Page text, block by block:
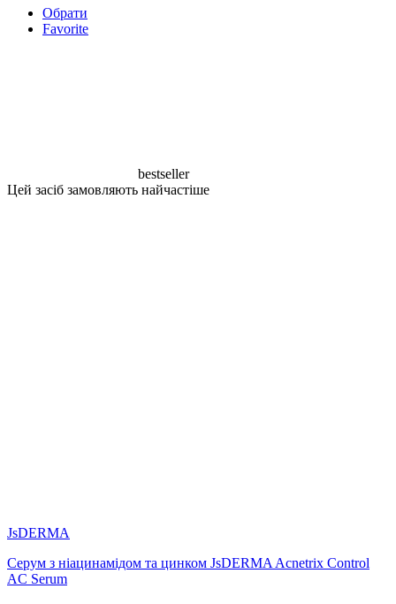
Обрати
Favorite
bestseller
Цей засіб замовляють найчастіше
JsDERMA
Серум з ніацинамідом та цинком JsDERMA Acnetrix Control
AC Serum